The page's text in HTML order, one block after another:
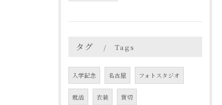
タグ Tags
入学記念 名古屋 フォトスタジオ
就活 衣装 貸切